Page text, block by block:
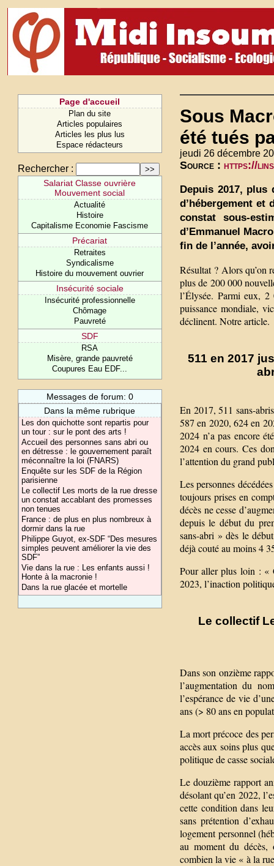
Page d'accueil
Plan du site
Articles populaires
Articles les plus lus
Espace rédacteurs
Rechercher :
Salariat Classe ouvrière
Mouvement social
Actualité
Histoire
Capitalisme Economie Fascisme
Précariat
Retraites
Syndicalisme
Histoire du mouvement ouvrier
Insécurité sociale
Insécurité professionnelle
Chômage
Pauvreté
SDF
RSA
Misère, grande pauvreté
Coupures Eau EDF...
Messages de forum: 0
Dans la même rubrique
Les don quichotte sont repartis pour
un tour : sur le pont des arts !
Accueil des personnes sans abri ou
en détresse : le gouvernement paraît
méconnaître la loi (FNARS)
Enquête sur les SDF de la Région
parisienne
Le collectif Les morts de la rue dresse
un constat accablant des promesses
non tenues
France : de plus en plus nombreux à
dormir dans la rue
Philippe Guyot, ex-SDF “Des mesures
simples peuvent améliorer la vie des
SDF”
Vie dans la rue : Les enfants aussi !
Honte à la macronie !
Dans la rue glacée et mortelle
Sous
été tués
jeudi 26 décembre
Source : https://
Depuis 2017, plus
d’hébergement et
constat sous-
d’Emmanuel
fin de l’année,
Résultat ? Alors qu’on
plus de 200 000
l’Élysée. Parmi eux,
puissance mondiale,
déclinent. Notre article.
511 en 2017
En 2017, 511 sans-
587 en 2020, 624 en
2024 n’a pas encore
2024 en cours. Ces
l’attention du grand
Les personnes
toujours prises en
décès ne cesse
depuis le début du
sans-abri » dès le
déjà couté au moins 4
Pour aller plus loin : «
2023, l’inaction
Le collectif
Dans son onzième
l’augmentation du
l’espérance de vie
ans (> 80 ans en
La mort précoce des
accès aux soins plus
politique de casse
Le douzième rapport
désolant qu’en 2022,
cette condition dans
sans prétention
logement personnel
au moment du décès,
combien la vie « à la